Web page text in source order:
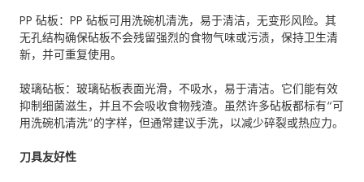
PP 砧板：PP 砧板可用洗碗机清洗，易于清洁，无变形风险。其
无孔结构确保砧板不会残留强烈的食物气味或污渍，保持卫生清
新，并可重复使用。
玻璃砧板：玻璃砧板表面光滑，不吸水，易于清洁。它们能有效
抑制细菌滋生，并且不会吸收食物残渣。虽然许多砧板都标有“可
用洗碗机清洗”的字样，但通常建议手洗，以减少碎裂或热应力。
刀具友好性